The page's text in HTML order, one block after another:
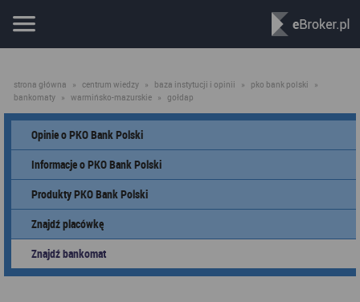
strona główna » centrum wiedzy » baza instytucji i opinii » pko bank polski
»
bankomaty » warmińsko-mazurskie » gołdap
Opinie o PKO Bank Polski
Informacje o PKO Bank Polski
Produkty PKO Bank Polski
Znajdź placówkę
Znajdź bankomat